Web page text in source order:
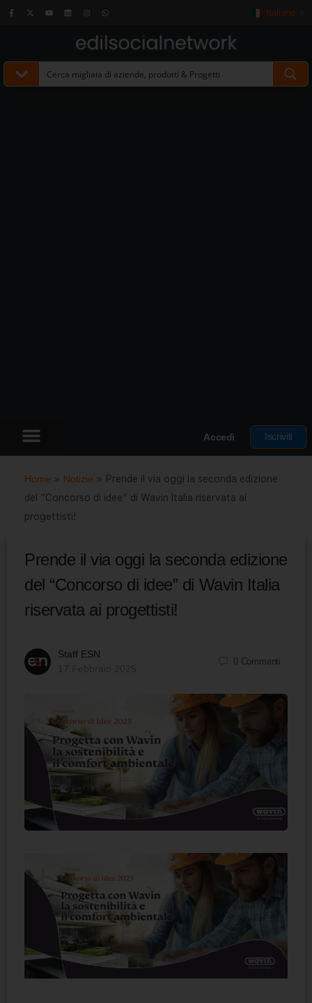
Italiano
Accedi Iscriviti
Home » Notizie » Prende il via oggi la seconda edizione
del “Concorso di idee” di Wavin Italia riservata ai
progettisti!
Prende il via oggi la seconda edizione
del “Concorso di idee” di Wavin Italia
riservata ai progettisti!
Staff ESN
0 Commenti